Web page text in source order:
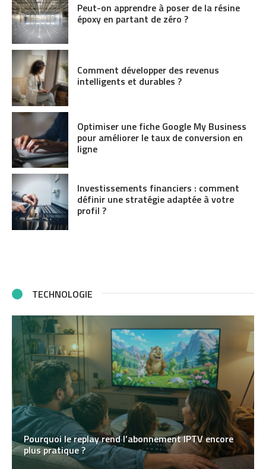
Peut-on apprendre à poser de la résine
époxy en partant de zéro ?
Comment développer des revenus
intelligents et durables ?
Optimiser une fiche Google My Business
pour améliorer le taux de conversion en
ligne
Investissements financiers : comment
définir une stratégie adaptée à votre
profil ?
TECHNOLOGIE
Pourquoi le replay rend l’abonnement IPTV encore
plus pratique ?